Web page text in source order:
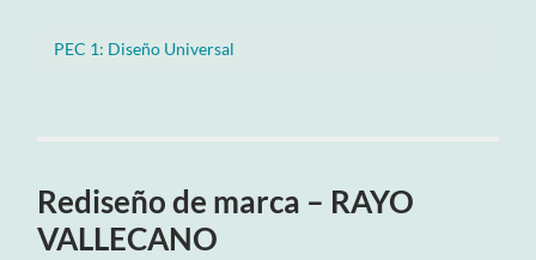
PEC 1: Diseño Universal
Rediseño de marca – RAYO
VALLECANO